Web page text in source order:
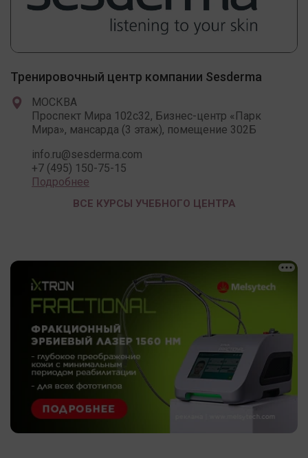
Тренировочный центр компании Sesderma
МОСКВА
Проспект Мира 102c32, Бизнес-центр «Парк
Мира», мансарда (3 этаж), помещение 302Б
info.ru@sesderma.com
+7 (495) 150-75-15
Подробнее
ВСЕ КУРСЫ УЧЕБНОГО ЦЕНТРА